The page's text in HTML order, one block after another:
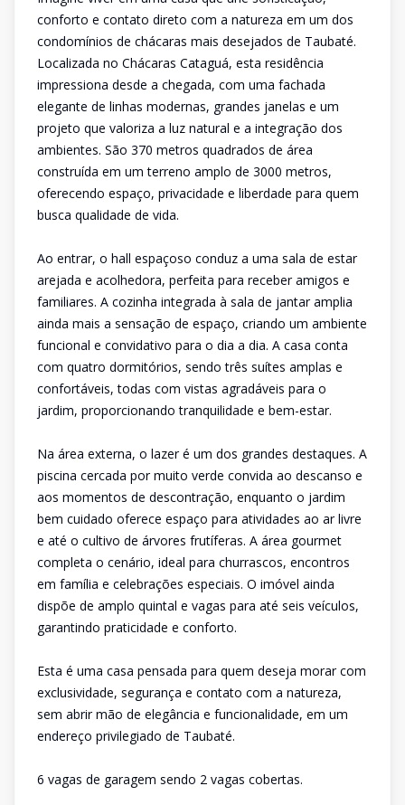
conforto e contato direto com a natureza em um dos
condomínios de chácaras mais desejados de Taubaté.
Localizada no Chácaras Cataguá, esta residência
impressiona desde a chegada, com uma fachada
elegante de linhas modernas, grandes janelas e um
projeto que valoriza a luz natural e a integração dos
ambientes. São 370 metros quadrados de área
construída em um terreno amplo de 3000 metros,
oferecendo espaço, privacidade e liberdade para quem
busca qualidade de vida.
Ao entrar, o hall espaçoso conduz a uma sala de estar
arejada e acolhedora, perfeita para receber amigos e
familiares. A cozinha integrada à sala de jantar amplia
ainda mais a sensação de espaço, criando um ambiente
funcional e convidativo para o dia a dia. A casa conta
com quatro dormitórios, sendo três suítes amplas e
confortáveis, todas com vistas agradáveis para o
jardim, proporcionando tranquilidade e bem-estar.
Na área externa, o lazer é um dos grandes destaques. A
piscina cercada por muito verde convida ao descanso e
aos momentos de descontração, enquanto o jardim
bem cuidado oferece espaço para atividades ao ar livre
e até o cultivo de árvores frutíferas. A área gourmet
completa o cenário, ideal para churrascos, encontros
em família e celebrações especiais. O imóvel ainda
dispõe de amplo quintal e vagas para até seis veículos,
garantindo praticidade e conforto.
Esta é uma casa pensada para quem deseja morar com
exclusividade, segurança e contato com a natureza,
sem abrir mão de elegância e funcionalidade, em um
endereço privilegiado de Taubaté.
6 vagas de garagem sendo 2 vagas cobertas.